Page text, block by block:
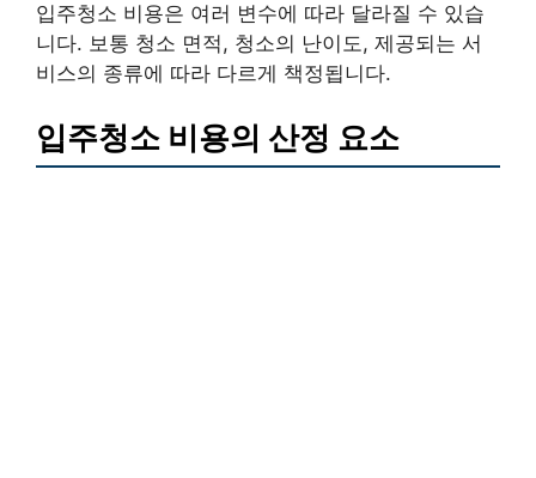
입주청소 비용은 여러 변수에 따라 달라질 수 있습
니다. 보통 청소 면적, 청소의 난이도, 제공되는 서
비스의 종류에 따라 다르게 책정됩니다.
입주청소 비용의 산정 요소